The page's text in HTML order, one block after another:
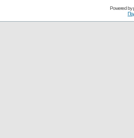
Powered by